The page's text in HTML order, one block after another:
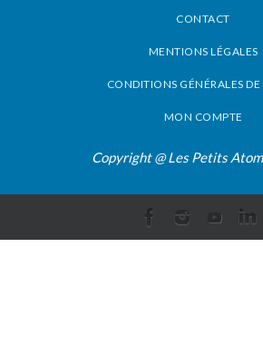
CONTACT
MENTIONS LÉGALES
CONDITIONS GÉNÉRALES DE
MON COMPTE
Copyright @ Les Petits